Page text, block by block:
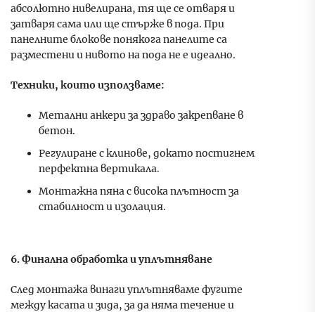
абсолютно нивелирана, тя ще се отваря и
затваря сама или ще стърже в пода. При
панелните блокове понякога панелите са
разместени и нивото на пода не е идеално.
Техники, които използваме:
Метални анкери за здраво закрепване в
бетон.
Регулиране с клинове, докато постигнем
перфектна вертикала.
Монтажна пяна с висока плътност за
стабилност и изолация.
6. Финална обработка и уплътняване
След монтажа винаги уплътняваме фугите
между касата и зида, за да няма течение и